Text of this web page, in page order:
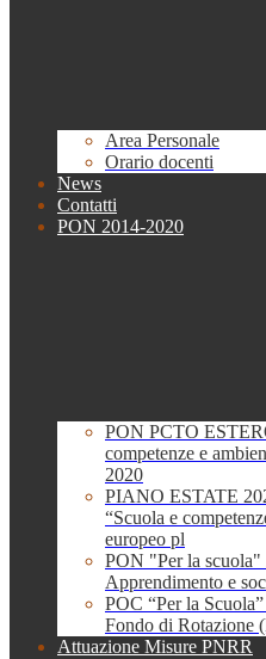
Area Personale
Orario docenti
News
Contatti
PON 2014-2020
PON PCTO
competenze e
2020
PIANO ESTATE
“Scuola e
europeo pl
PON "Per la
Apprendimento e
POC “Per la
Fondo di Rotazione
Attuazione Misure PNRR